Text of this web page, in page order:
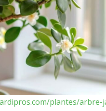
plantes/arbre-